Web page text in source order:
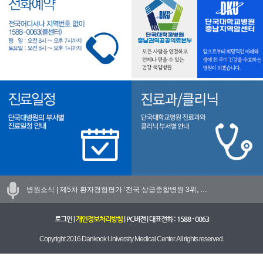
병원소식 | 제5차 환자경험평가 ‘전국 상급종합병원 3위, …
로그인| 개인정보처리방침| PC버전| 대표전화 : 1588 - 0063
Copyright 2016 Dankook University Medical Center. All rights reserved.